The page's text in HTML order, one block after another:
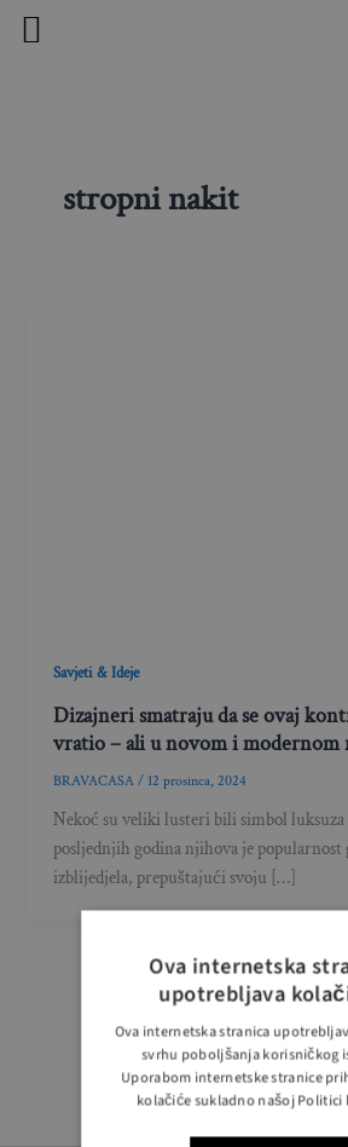
stropni nakit
Savjeti & Ideje
Dizajneri smatraju da se ovaj
vratio – ali u novom i modernom
BRAVACASA/ 12 prosinca, 2024
Nekoć su veliki lusteri bili simbol luksuza
posljednjih godina njihova je
izblijedjela, prepuštajući svoju […]
Ova internetska
upotrebljava
Ova internetska stranica
svrhu poboljšanja korisničkog
Uporabom internetske stranice
kolačiće sukladno našoj Politici